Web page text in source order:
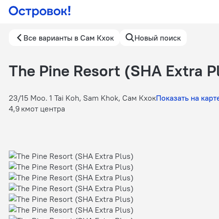
Все варианты в Сам Кхок Новый поиск
The Pine Resort (SHA Extra
23/15 Moo. 1 Tai Koh, Sam Khok, Сам КхокПоказать на
4,9 кмот центра